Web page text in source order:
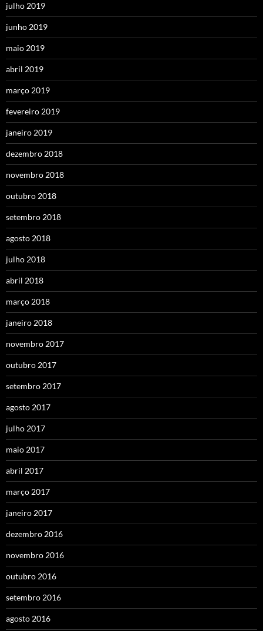
julho 2019
junho 2019
maio 2019
abril 2019
março 2019
fevereiro 2019
janeiro 2019
dezembro 2018
novembro 2018
outubro 2018
setembro 2018
agosto 2018
julho 2018
abril 2018
março 2018
janeiro 2018
novembro 2017
outubro 2017
setembro 2017
agosto 2017
julho 2017
maio 2017
abril 2017
março 2017
janeiro 2017
dezembro 2016
novembro 2016
outubro 2016
setembro 2016
agosto 2016